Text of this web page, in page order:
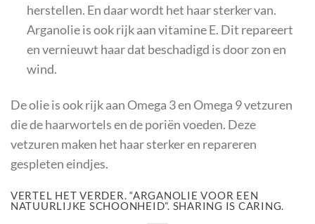
herstellen. En daar wordt het haar sterker van.
Arganolie is ook rijk aan vitamine E. Dit repareert
en vernieuwt haar dat beschadigd is door zon en
wind.
De olie is ook rijk aan Omega 3 en Omega 9 vetzuren
die de haarwortels en de poriën voeden. Deze
vetzuren maken het haar sterker en repareren
gespleten eindjes.
VERTEL HET VERDER. “ARGANOLIE VOOR EEN
NATUURLIJKE SCHOONHEID”. SHARING IS CARING.